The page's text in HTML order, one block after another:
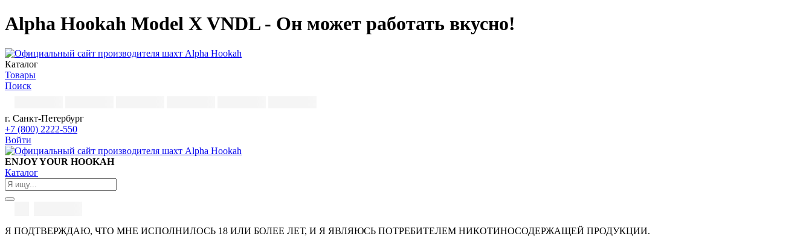
Alpha Hookah Model X VNDL - Он может работать вкусно!
Каталог
Товары
Поиск
г. Санкт-Петербург
+7 (800) 2222-550
Войти
ENJOY YOUR HOOKAH
Каталог
Я ПОДТВЕРЖДАЮ, ЧТО МНЕ ИСПОЛНИЛОСЬ 18 ИЛИ БОЛЕЕ ЛЕТ, И Я ЯВЛЯЮСЬ ПОТРЕБИТЕЛЕМ НИКОТИНОСОДЕРЖАЩЕЙ ПРОДУКЦИИ.